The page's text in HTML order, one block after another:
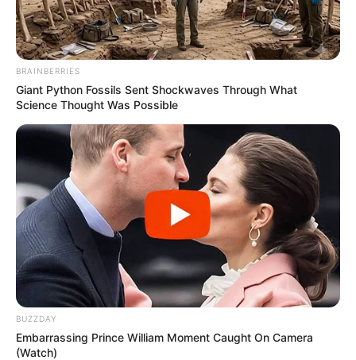
Navigation
des
articles
PRIX DES LANDES
PRONOSTIC QUINTE PMU 14-
10-2024
GNT 11EME ETAPE
PRONOSTIC QUINTE PMU 16-
10-2024
BRAINBERRIES
Giant Python Fossils Sent Shockwaves Through What
Science Thought Was Possible
BUZZDAY
Embarrassing Prince William Moment Caught On Camera
(Watch)